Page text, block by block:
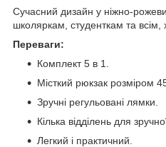
Сучасний дизайн у ніжно-
школяркам, студенткам та всім,
Переваги:
Комплект 5 в 1.
Місткий рюкзак розміром
Зручні регульовані лямки.
Кілька відділень для
Легкий і практичний.